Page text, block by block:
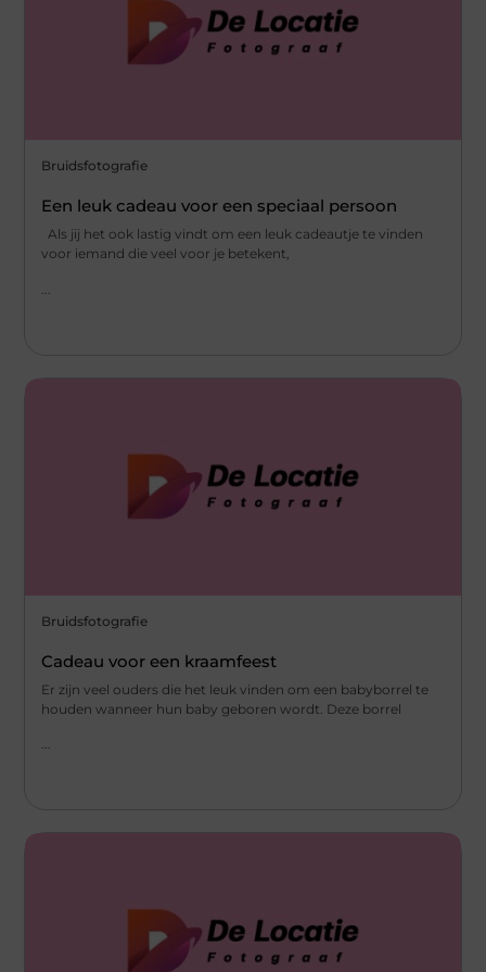
Bruidsfotografie
Een leuk cadeau voor een speciaal persoon
Als jij het ook lastig vindt om een leuk cadeautje te vinden
voor iemand die veel voor je betekent,
Bruidsfotografie
Cadeau voor een kraamfeest
Er zijn veel ouders die het leuk vinden om een babyborrel te
houden wanneer hun baby geboren wordt. Deze borrel